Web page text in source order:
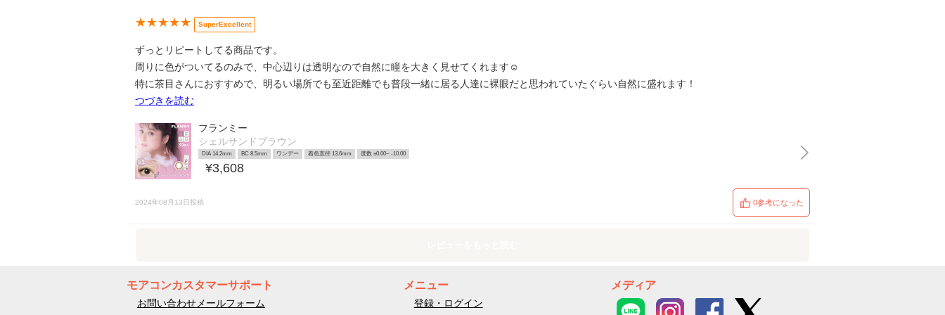
★★★★★ SuperExcellent
ずっとリピートしてる商品です。
周りに色がついてるのみで、中心辺りは透明なので自然に瞳を大きく見せてくれます☺️
特に茶目さんにおすすめで、明るい場所でも至近距離でも普段一緒に居る人達に裸眼だと思われていたぐらい自然に盛れます！
つづきを読む
フランミー
シェルサンドブラウン
DIA 14.2mm BC 8.5mm ワンデー 着色直径 13.6mm 度数 ±0.00~ -10.00
¥3,608
2024年08月13日投稿 0参考になった
モアコンカスタマーサポート
お問い合わせメールフォーム
メニュー
登録・ログイン
メディア